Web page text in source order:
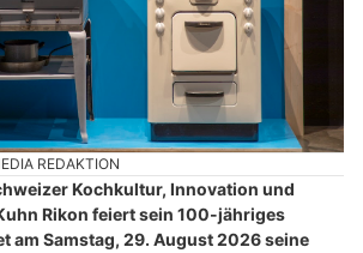
REDAKTION
Kochkultur, Innovation und
Rikon feiert sein 100-jähriges
am Samstag, 29. August 2026 seine